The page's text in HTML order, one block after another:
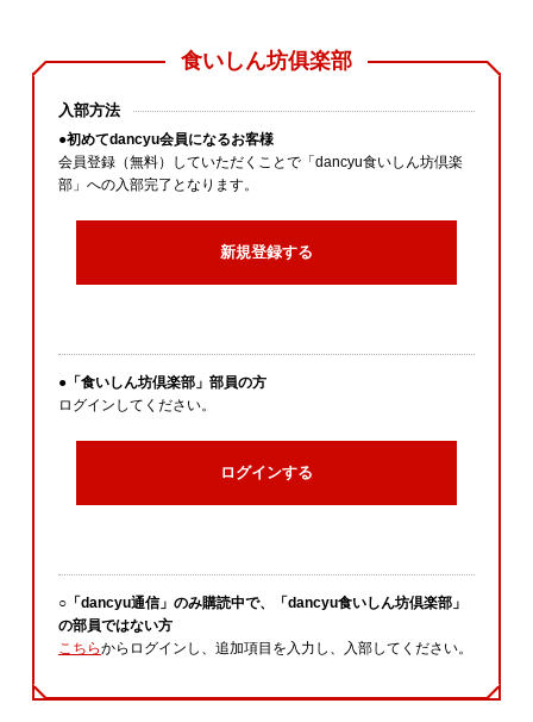
食いしん坊俱楽部
入部方法
●初めてdancyu会員になるお客様
会員登録（無料）していただくことで「dancyu食いしん坊倶楽
部」への入部完了となります。
新規登録する
●「食いしん坊倶楽部」部員の方
ログインしてください。
ログインする
○「dancyu通信」のみ購読中で、「dancyu食いしん坊倶楽部」
の部員ではない方
こちらからログインし、追加項目を入力し、入部してください。